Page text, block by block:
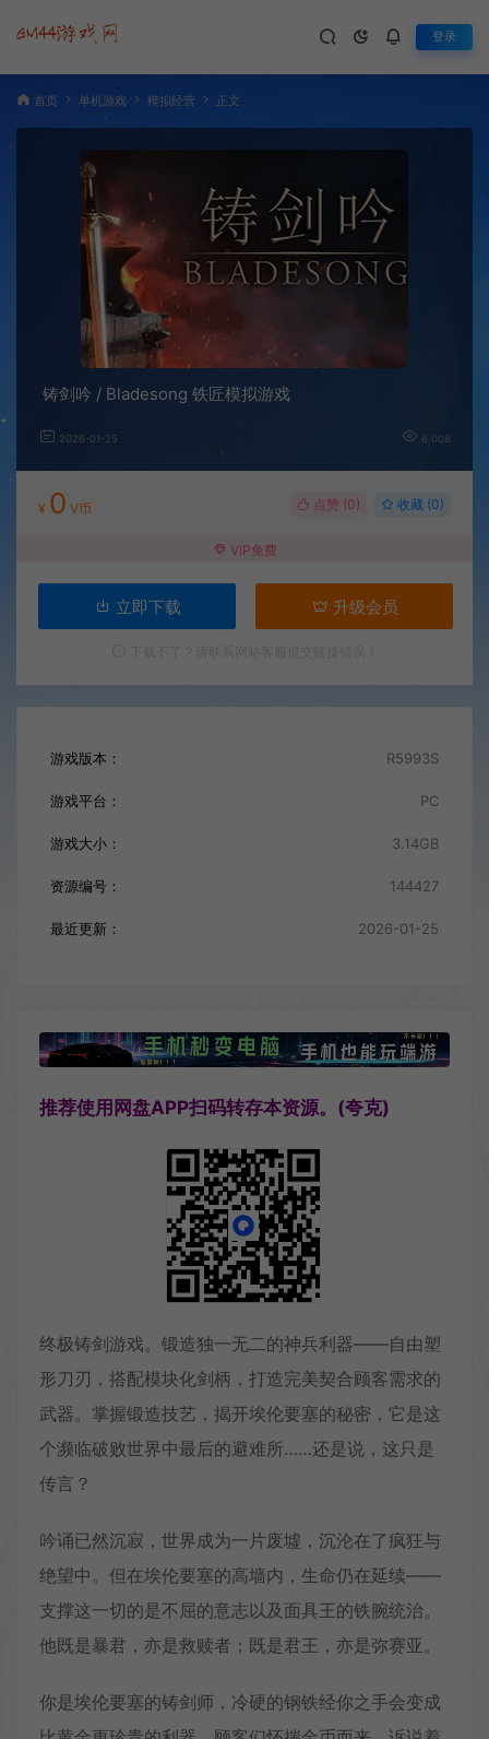
登录
首页 单机游戏 模拟经营 正文
铸剑吟 / Bladesong 铁匠模拟游戏
2026-01-25 6,008
¥ 0 V币 点赞 (0) 收藏 (0)
VIP免费
立即下载 升级会员
游戏版本： R5993S
游戏平台： PC
游戏大小： 3.14GB
资源编号： 144427
最近更新： 2026-01-25
推荐使用网盘APP扫码转存本资源。(夸克)
终极铸剑游戏。锻造独一无二的神兵利器——自由塑
形刀刃，搭配模块化剑柄，打造完美契合顾客需求的
武器。掌握锻造技艺，揭开埃伦要塞的秘密，它是这
个濒临破败世界中最后的避难所……还是说，这只是
传言？
吟诵已然沉寂，世界成为一片废墟，沉沦在了疯狂与
绝望中。但在埃伦要塞的高墙内，生命仍在延续——
支撑这一切的是不屈的意志以及面具王的铁腕统治。
他既是暴君，亦是救赎者；既是君王，亦是弥赛亚。
你是埃伦要塞的铸剑师，冷硬的钢铁经你之手会变成